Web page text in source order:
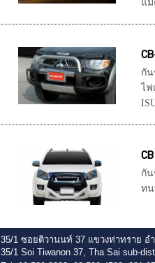
แ
กั
ไฟ
กัน
ทน
35/1 ซอยติวานนท์ 37 แขวงท่าทราย อ
35/1 Soi Tiwanon 37, Tha Sai sub-